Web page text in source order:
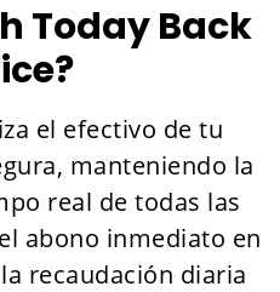
Today Back
el efectivo de tu
manteniendo la
real de todas las
abono inmediato en
recaudación diaria